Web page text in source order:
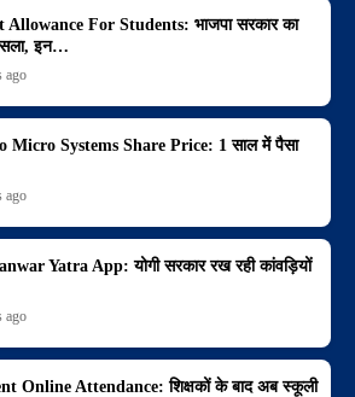
Allowance For Students: भाजपा सरकार का
इन…
ago
Micro Systems Share Price: 1 साल में पैसा
ago
Yatra App: योगी सरकार रख रही कांवड़ियों
ago
Online Attendance: शिक्षकों के बाद अब स्कूली